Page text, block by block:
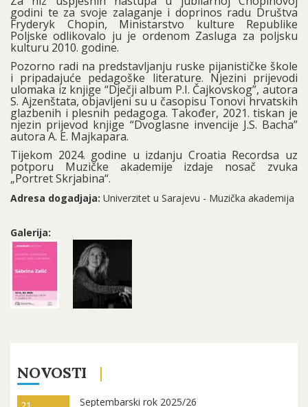
godini te za svoje zalaganje i doprinos radu Društva
Fryderyk Chopin, Ministarstvo kulture Republike
Poljske odlikovalo ju je ordenom Zasluga za poljsku
kulturu 2010. godine.
Pozorno radi na predstavljanju ruske pijanističke škole
i pripadajuće pedagoške literature. Njezini prijevodi
ulomaka iz knjige “Dječji album P.I. Čajkovskog”, autora
S. Ajzenštata, objavljeni su u časopisu Tonovi hrvatskih
glazbenih i plesnih pedagoga. Također, 2021. tiskan je
njezin prijevod knjige “Dvoglasne invencije J.S. Bacha”
autora A. E. Majkapara.
Tijekom 2024. godine u izdanju Croatia Recordsa uz
potporu Muzičke akademije izdaje nosač zvuka
„Portret Skrjabina“.
Adresa dogadjaja: Univerzitet u Sarajevu - Muzička akademija
Galerija:
NOVOSTI
Septembarski rok 2025/26